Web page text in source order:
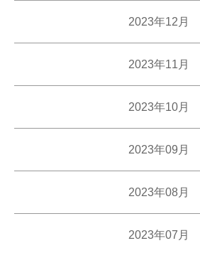
2023年12月
2023年11月
2023年10月
2023年09月
2023年08月
2023年07月